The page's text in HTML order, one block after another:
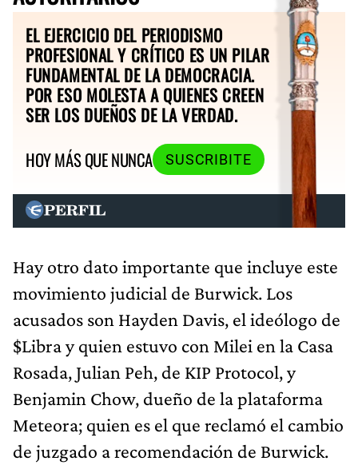
EL EJERCICIO DEL PERIODISMO
PROFESIONAL Y CRÍTICO ES UN PILAR
FUNDAMENTAL DE LA DEMOCRACIA.
POR ESO MOLESTA A QUIENES CREEN
SER LOS DUEÑOS DE LA VERDAD.
HOY MÁS QUE NUNCA
SUSCRIBITE
Hay otro dato importante que incluye este
movimiento judicial de Burwick. Los
acusados son Hayden Davis, el ideólogo de
$Libra y quien estuvo con Milei en la Casa
Rosada, Julian Peh, de KIP Protocol, y
Benjamin Chow, dueño de la plataforma
Meteora; quien es el que reclamó el cambio
de juzgado a recomendación de Burwick.